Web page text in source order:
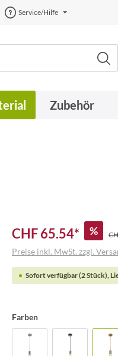
Service/Hilfe
Zubehör
CHF 65.54* %
Preise inkl. MwSt. zzgl.
Sofort verfügbar (2 Stück),
Farben